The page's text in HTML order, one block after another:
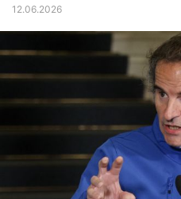
12.06.2026